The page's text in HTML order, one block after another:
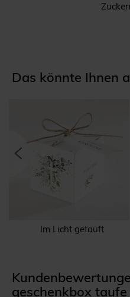
Das könnte Ihnen
Im Licht getauft
geschenkbox